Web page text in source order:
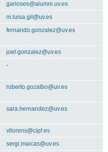
garioses@alumni.uv.es
m.luisa.gil@uv.es
fernando.gonzalez@uv.es
joel.gonzalez@uv.es
-
roberto.gozalbo@uv.es
sara.hernandez@uv.es
vllorens@cipf.es
sergi.maicas@uv.es